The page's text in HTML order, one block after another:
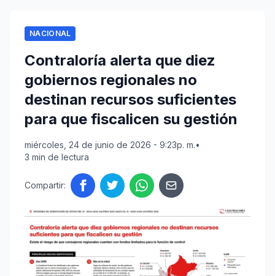
NACIONAL
Contraloría alerta que diez
gobiernos regionales no
destinan recursos suficientes
para que fiscalicen su gestión
miércoles, 24 de junio de 2026 - 9:23p. m.•
3 min de lectura
Compartir: